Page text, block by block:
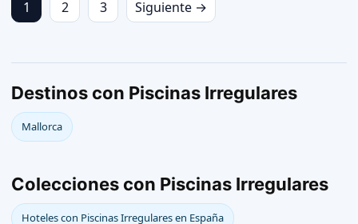
1 2 3 Siguiente →
Destinos con Piscinas Irregulares
Mallorca
Colecciones con Piscinas Irregulares
Hoteles con Piscinas Irregulares en España